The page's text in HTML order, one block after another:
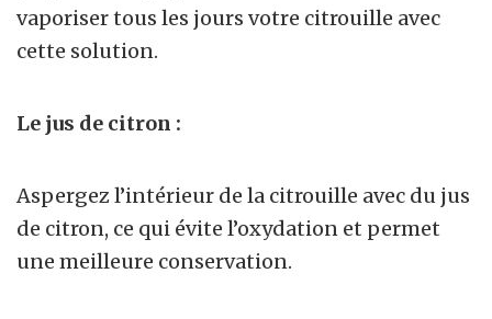
vaporiser tous les jours votre citrouille avec
cette solution.
Le jus de citron :
Aspergez l’intérieur de la citrouille avec du jus
de citron, ce qui évite l’oxydation et permet
une meilleure conservation.